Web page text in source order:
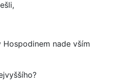
nade vším